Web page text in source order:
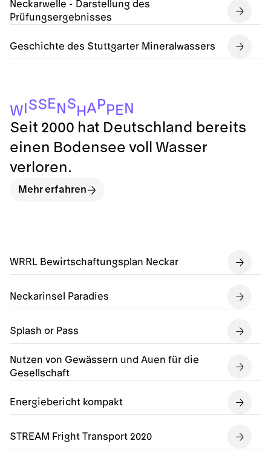
Neckarwelle - Darstellung des
Prüfungsergebnisses
Geschichte des Stuttgarter Mineralwassers
WRRL Bewirtschaftungsplan Neckar
Neckarinsel Paradies
Splash or Pass
Nutzen von Gewässern und Auen für die
Gesellschaft
Energiebericht kompakt
STREAM Fright Transport 2020
WISSE N SHAPPEN
Seit 2000 hat Deutschland bereits
einen Bodensee voll Wasser
verloren.
Mehr erfahren